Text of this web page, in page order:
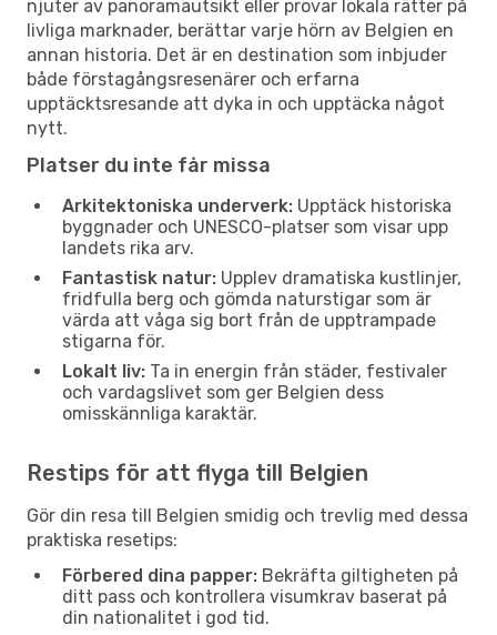
njuter av panoramautsikt eller provar lokala rätter på
livliga marknader, berättar varje hörn av Belgien en
annan historia. Det är en destination som inbjuder
både förstagångsresenärer och erfarna
upptäcktsresande att dyka in och upptäcka något
nytt.
Platser du inte får missa
Arkitektoniska underverk: Upptäck historiska
byggnader och UNESCO-platser som visar upp
landets rika arv.
Fantastisk natur: Upplev dramatiska kustlinjer,
fridfulla berg och gömda naturstigar som är
värda att våga sig bort från de upptrampade
stigarna för.
Lokalt liv: Ta in energin från städer, festivaler
och vardagslivet som ger Belgien dess
omisskännliga karaktär.
Restips för att flyga till Belgien
Gör din resa till Belgien smidig och trevlig med dessa
praktiska resetips:
Förbered dina papper: Bekräfta giltigheten på
ditt pass och kontrollera visumkrav baserat på
din nationalitet i god tid.